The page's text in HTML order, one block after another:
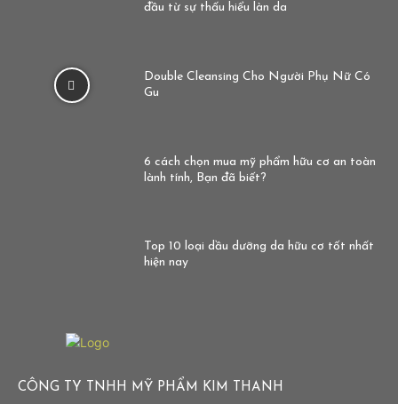
đầu từ sự thấu hiểu làn da
Double Cleansing Cho Người Phụ Nữ Có
Gu
6 cách chọn mua mỹ phẩm hữu cơ an toàn
lành tính, Bạn đã biết?
Top 10 loại dầu dưỡng da hữu cơ tốt nhất
hiện nay
CÔNG TY TNHH MỸ PHẨM KIM THANH